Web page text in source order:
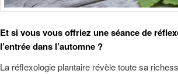
Et si vous vous offriez une séance de
l’entrée dans l’automne ?
La réflexologie plantaire révèle toute sa